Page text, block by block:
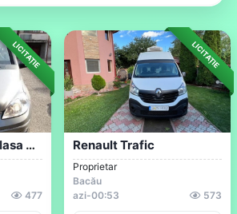
LICITAȚIE
Mercedes-Benz Clasa B B 180
477
LICITAȚIE
Renault Trafic
Proprietar
Bacău
azi-00:53 573